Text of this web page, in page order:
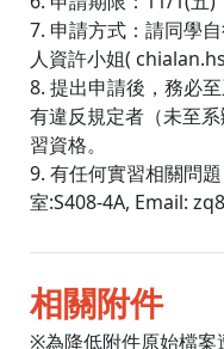
7. 申請方式：請同學
人資許小姐(
8. 提出申請後，務必
有違反規定者（未至
習資格。
9. 有任何實習相關問
室:S408-4A, Email:
相關附件
※為降低附件原始檔案